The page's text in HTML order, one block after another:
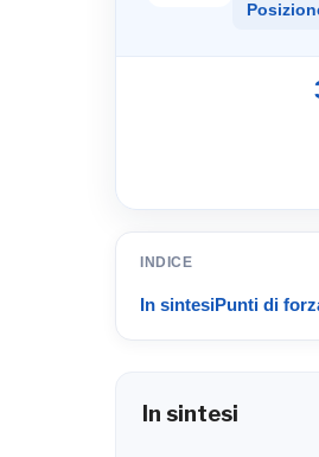
INDICE
In sintesiPunti di
In sintesi